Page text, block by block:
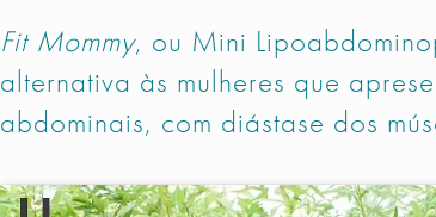
Fit Mommy, ou Mini
alternativa às mulheres que
abdominais, com diástase dos